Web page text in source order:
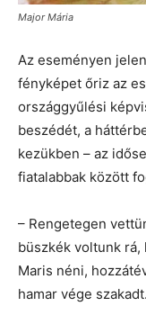
Major Mária
Az eseményen
fényképet őriz az
országgyűlési
beszédét, a
kezükben – az
fiatalabbak között
– Rengetegen
büszkék voltunk rá,
Maris néni,
hamar vége szakadt.